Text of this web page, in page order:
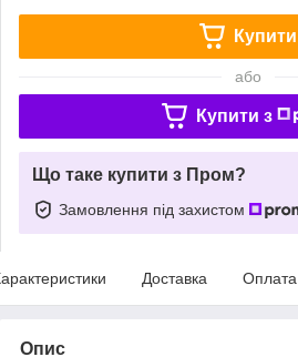
Купити
або
Купити з
Що таке купити з Пром?
Замовлення під захистом
Доставка Оплата
Опис